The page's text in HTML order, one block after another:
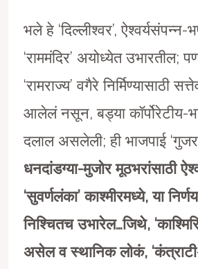
भले हे ‘दिल्लीश्वर’,
‘राममंदिर’ अयोध्येत उभारतील;
‘रामराज्य’ वगैरे निर्मिण्यासाठी
आलेलं नसून, बड्या काॅर्पोरेटीय-
दलाल असलेली; ही भाजपाई
धनदांडग्या-मुजोर मूठभरांसाठी
‘सुवर्णलंका’ काश्मीरमध्ये, या
निश्चितच उभारेल…जिथे,
असेल व स्थानिक लोकं,